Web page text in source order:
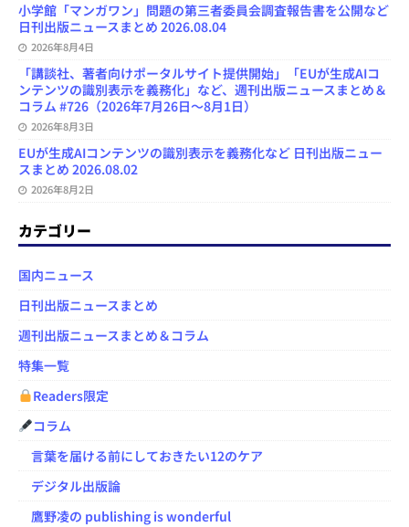
小学館「マンガワン」問題の第三者委員会調査報告書を公開など
日刊出版ニュースまとめ 2026.08.04
2026年8月4日
「講談社、著者向けポータルサイト提供開始」「EUが生成AIコ
ンテンツの識別表示を義務化」など、週刊出版ニュースまとめ＆
コラム #726（2026年7月26日～8月1日）
2026年8月3日
EUが生成AIコンテンツの識別表示を義務化など 日刊出版ニュー
スまとめ 2026.08.02
2026年8月2日
カテゴリー
国内ニュース
日刊出版ニュースまとめ
週刊出版ニュースまとめ＆コラム
特集一覧
Readers限定
コラム
言葉を届ける前にしておきたい12のケア
デジタル出版論
鷹野凌の publishing is wonderful